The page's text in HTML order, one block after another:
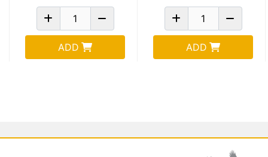
ADD
ADD